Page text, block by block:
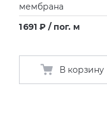
мембрана
1 691 ₽ / пог. м
В корзину